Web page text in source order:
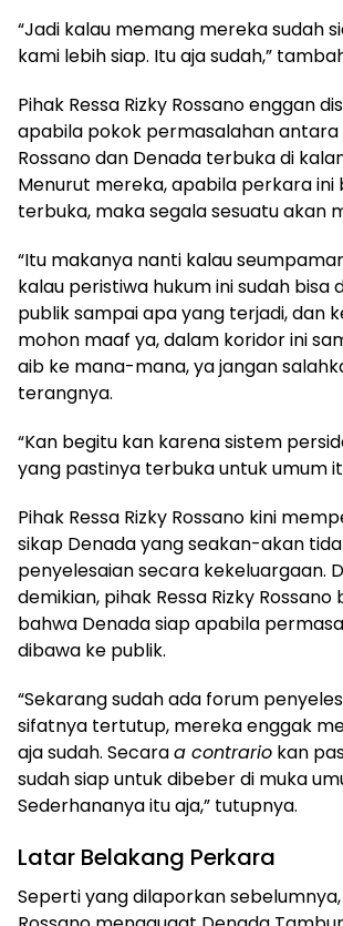
“Jadi kalau memang mereka sudah
kami lebih siap. Itu aja sudah,”
Pihak Ressa Rizky Rossano enggan
apabila pokok permasalahan antara
Rossano dan Denada terbuka di
Menurut mereka, apabila perkara ini
terbuka, maka segala sesuatu akan
“Itu makanya nanti kalau
kalau peristiwa hukum ini sudah bisa
publik sampai apa yang terjadi, dan
mohon maaf ya, dalam koridor ini
aib ke mana-mana, ya jangan
terangnya.
“Kan begitu kan karena sistem
yang pastinya terbuka untuk umum
Pihak Ressa Rizky Rossano kini
sikap Denada yang seakan-akan
penyelesaian secara kekeluargaan.
demikian, pihak Ressa Rizky
bahwa Denada siap apabila
dibawa ke publik.
“Sekarang sudah ada forum
sifatnya tertutup, mereka enggak
aja sudah. Secaraa contrario kan
sudah siap untuk dibeber di muka
Sederhananya itu aja,” tutupnya.
Latar Belakang Perkara
Seperti yang dilaporkan sebelumnya,